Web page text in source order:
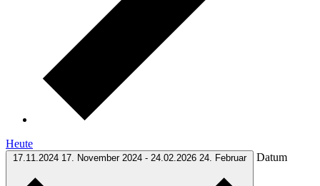
Heute
17.11.2024 17. November 2024 - 24.02.2026 24. Februar Datum